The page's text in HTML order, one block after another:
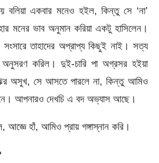
বলিয়া একবার মনেও হইল, কিন্তু সে ‘না’
মনের ভাব অনুমান করিয়া একটু হাসিলেন।
সংসারে তাহাদের অপ্রাপ্য কিছুই নাই। সত্য
অনুসরণ করিল। দুই-চারি পা অগ্রসর হইয়া
অসুখ, সে আসতে পারলে না, কিন্তু আমিও
আপনারও দেখচি এ বদ অভ্যাস আছে।
হাঁ, আমিও প্রায় গঙ্গাস্নান করি।